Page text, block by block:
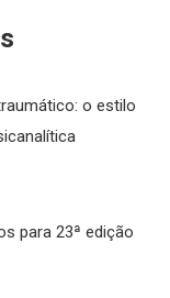
o estilo
para 23ª edição